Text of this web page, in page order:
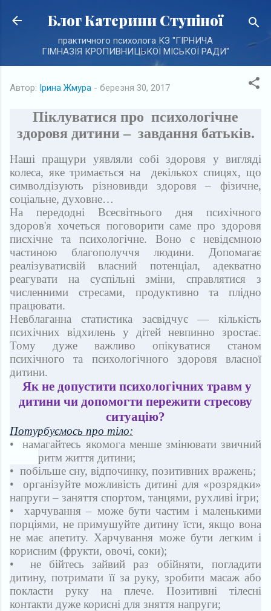
Перейти до основного вмісту
Блог Катерини Ступіної
практичного психолога КЗ "ГІРНИЧА
ГІМНАЗІЯ КРОПИВНИЦЬКОЇ МІСЬКОЇ РАДИ"
Автор: Ірина Жмура - березня 30, 2017
Піклуватися про психологічне
здоровя дитини – завдання батьків.
Наші пращури уявляли собі здоровя у вигляді
колеса, яке тримається на декількох спицях, що
символдізують різновивди здоровя – фізичне,
соціальне, духовне…
На передодні Всесвітнього дня психічного
здоров'я хочеться поговорити саме про здоровя
писхічне та психологічне. Воно є невідємною
частиною благополуччя людини. Допомагає
реалізуватисвій власний потенціал, адекватно
реагувати на суспільні зміни, справлятися з
численними стресами, продуктивно та плідно
працювати.
Невблаганна статистика засвідчує — кількість
психічних відхилень у дітей невпинно зростає.
Тому дуже важливо опікуватися станом
психічного та психологічного здоровя власної
дитини.
Як не допустити психологічних травм у
дитини чи допомогти пережити стресову
ситуацію?
Потурбуємось про тіло:
• намагайтесь якомога менше змінювати звичний
ритм життя дитини;
• побільше сну, відпочинку, позитивних вражень;
• організуйте можливість дитині для «розрядки»
напруги – заняття спортом, танцями, рухливі ігри;
• харчування – може бути частим і маленькими
порціями, не примушуйте дитину їсти, якщо вона
не має апетиту. Харчування може бути легким і
корисним (фрукти, овочі, соки);
• не бійтесь зайвий раз обійняти, погладити
дитину, потримати її за руку, зробити масаж або
покласти руку на плече. Позитивні тілесні
контакти дуже корисні для зняття напруги;